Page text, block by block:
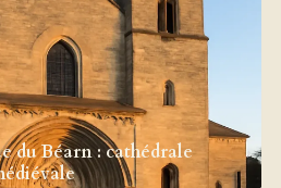
du Béarn : cathédrale